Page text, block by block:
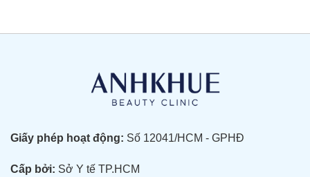
Giấy phép hoạt động: Số 12041/HCM - GPHĐ
Cấp bởi: Sở Y tế TP.HCM